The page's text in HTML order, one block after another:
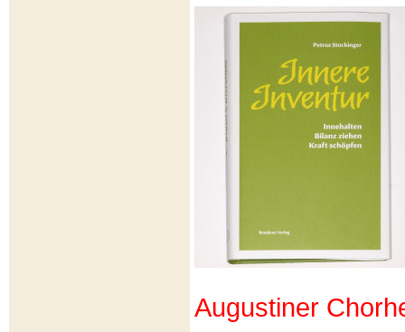
Augustiner